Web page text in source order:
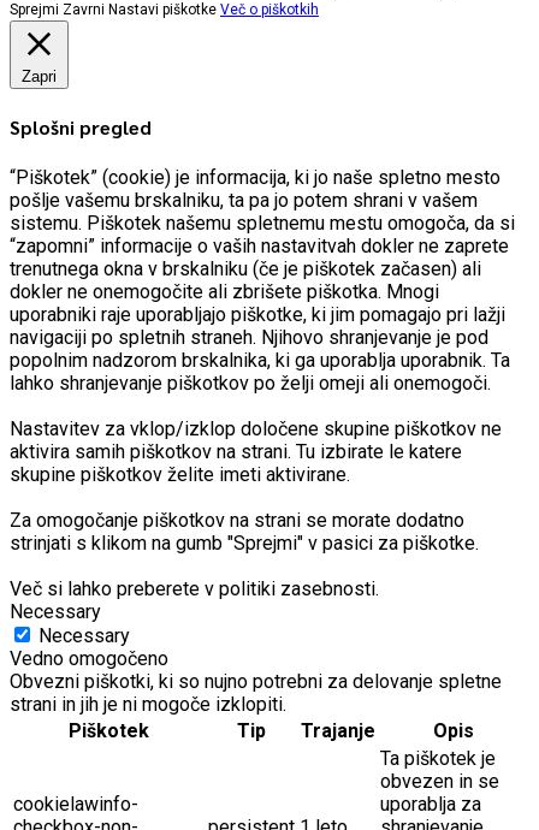
Sprejmi Zavrni Nastavi piškotke Več o piškotkih
Zapri
Splošni pregled
“Piškotek” (cookie) je informacija, ki jo naše spletno mesto
pošlje vašemu brskalniku, ta pa jo potem shrani v vašem
sistemu. Piškotek našemu spletnemu mestu omogoča, da si
“zapomni” informacije o vaših nastavitvah dokler ne zaprete
trenutnega okna v brskalniku (če je piškotek začasen) ali
dokler ne onemogočite ali zbrišete piškotka. Mnogi
uporabniki raje uporabljajo piškotke, ki jim pomagajo pri lažji
navigaciji po spletnih straneh. Njihovo shranjevanje je pod
popolnim nadzorom brskalnika, ki ga uporablja uporabnik. Ta
lahko shranjevanje piškotkov po želji omeji ali onemogoči.
Nastavitev za vklop/izklop določene skupine piškotkov ne
aktivira samih piškotkov na strani. Tu izbirate le katere
skupine piškotkov želite imeti aktivirane.
Za omogočanje piškotkov na strani se morate dodatno
strinjati s klikom na gumb "Sprejmi" v pasici za piškotke.
Več si lahko preberete v politiki zasebnosti.
Necessary
Necessary
Vedno omogočeno
Obvezni piškotki, ki so nujno potrebni za delovanje spletne
strani in jih je ni mogoče izklopiti.
Piškotek
Tip Trajanje Opis
cookielawinfo-
Ta piškotek je
obvezen in se
uporablja za